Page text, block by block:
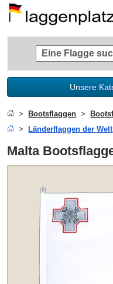
Unsere
Bootsflaggen
Länderflaggen der Welt
Malta